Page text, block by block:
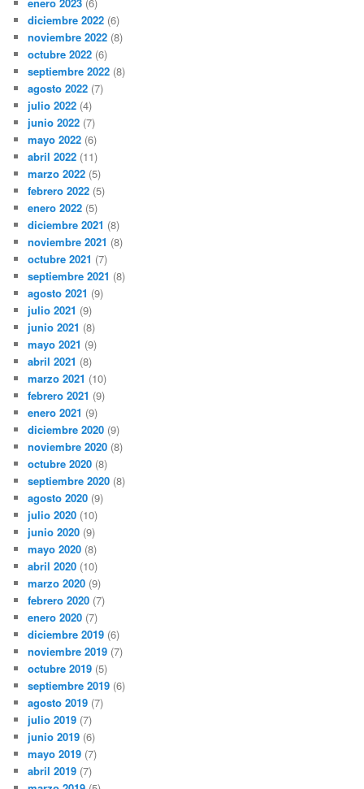
enero 2023 (6)
diciembre 2022 (6)
noviembre 2022 (8)
octubre 2022 (6)
septiembre 2022 (8)
agosto 2022 (7)
julio 2022 (4)
junio 2022 (7)
mayo 2022 (6)
abril 2022 (11)
marzo 2022 (5)
febrero 2022 (5)
enero 2022 (5)
diciembre 2021 (8)
noviembre 2021 (8)
octubre 2021 (7)
septiembre 2021 (8)
agosto 2021 (9)
julio 2021 (9)
junio 2021 (8)
mayo 2021 (9)
abril 2021 (8)
marzo 2021 (10)
febrero 2021 (9)
enero 2021 (9)
diciembre 2020 (9)
noviembre 2020 (8)
octubre 2020 (8)
septiembre 2020 (8)
agosto 2020 (9)
julio 2020 (10)
junio 2020 (9)
mayo 2020 (8)
abril 2020 (10)
marzo 2020 (9)
febrero 2020 (7)
enero 2020 (7)
diciembre 2019 (6)
noviembre 2019 (7)
octubre 2019 (5)
septiembre 2019 (6)
agosto 2019 (7)
julio 2019 (7)
junio 2019 (6)
mayo 2019 (7)
abril 2019 (7)